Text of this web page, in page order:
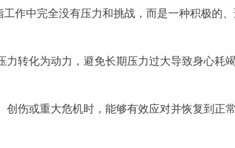
中完全没有压力和挑战，而是一种积极的、
力转化为动力，避免长期压力过大导致身心耗竭
创伤或重大危机时，能够有效应对并恢复到正